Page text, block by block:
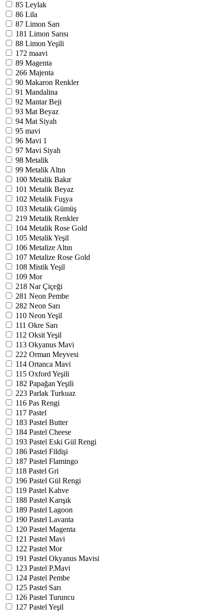
85 Leylak
86 Lila
87 Limon Sarı
181 Limon Sarısı
88 Limon Yeşili
172 maavi
89 Magenta
266 Majenta
90 Makaron Renkler
91 Mandalina
92 Mantar Beji
93 Mat Beyaz
94 Mat Siyah
95 mavi
96 Mavi 1
97 Mavi Siyah
98 Metalik
99 Metalik Altın
100 Metalik Bakır
101 Metalik Beyaz
102 Metalik Fuşya
103 Metalik Gümüş
219 Metalik Renkler
104 Metalik Rose Gold
105 Metalik Yeşil
106 Metalize Altın
107 Metalize Rose Gold
108 Mistik Yeşil
109 Mor
218 Nar Çiçeği
281 Neon Pembe
282 Neon Sarı
110 Neon Yeşil
111 Okre Sarı
112 Oksit Yeşil
113 Okyanus Mavi
222 Orman Meyvesi
114 Ortanca Mavi
115 Oxford Yeşili
182 Papağan Yeşili
223 Parlak Turkuaz
116 Pas Rengi
117 Pastel
183 Pastel Butter
184 Pastel Cheese
193 Pastel Eski Gül Rengi
186 Pastel Fildişi
187 Pastel Flamingo
118 Pastel Gri
196 Pastel Gül Rengi
119 Pastel Kahve
188 Pastel Karışık
189 Pastel Lagoon
190 Pastel Lavanta
120 Pastel Magenta
121 Pastel Mavi
122 Pastel Mor
191 Pastel Okyanus Mavisi
123 Pastel P.Mavi
124 Pastel Pembe
125 Pastel Sarı
126 Pastel Turuncu
127 Pastel Yeşil